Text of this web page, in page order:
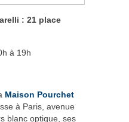
: 21 place
à 19h
Maison Pourchet
à Paris, avenue
blanc optique, ses